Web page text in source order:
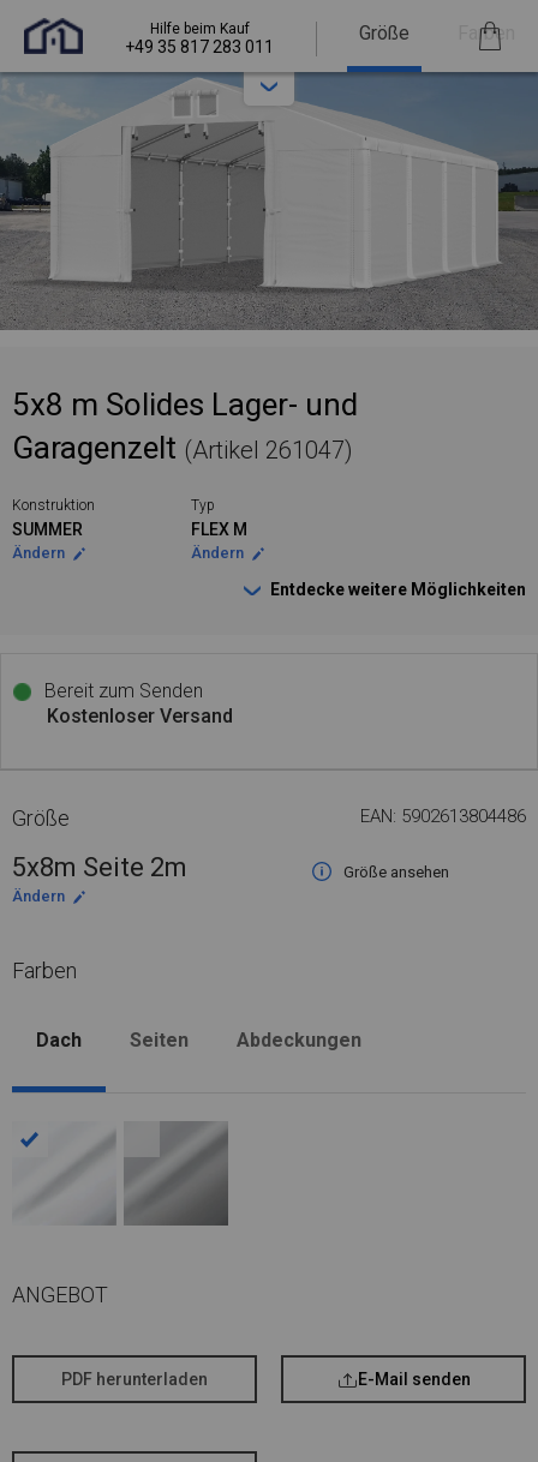
Hilfe beim Kauf
+49 35 817 283 011
Größe Farben
5x8 m Solides Lager- und
Garagenzelt (Artikel 261047)
Konstruktion
SUMMER
Ändern
Typ
FLEX M
Ändern
Entdecke weitere Möglichkeiten
Bereit zum Senden
Kostenloser Versand
Größe EAN: 5902613804486
5x8m Seite 2m
Größe ansehen
Ändern
Farben
Dach Seiten Abdeckungen
ANGEBOT
PDF herunterladen E-Mail senden